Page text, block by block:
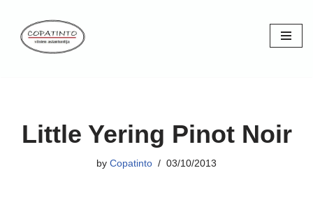
Skip
Little Yering Pinot Noir
by Copatinto 03/10/2013